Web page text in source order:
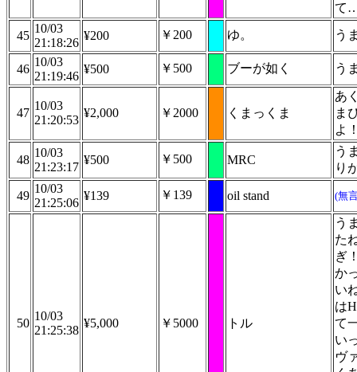
て
45
10/03
21:18:26
¥200 ￥200 ゆ。 う
46
10/03
21:19:46
¥500 ￥500 ブーが如く う
47
10/03
21:20:53
¥2,000 ￥2000 くまっくま
あ
ま
よ
48
10/03
21:23:17
¥500 ￥500 MRC
う
り
49
10/03
21:25:06
¥139 ￥139 oil stand (無
50
10/03
21:25:38
¥5,000 ￥5000 トル
う
た
ぎ
か
い
は
て
い
ヴ